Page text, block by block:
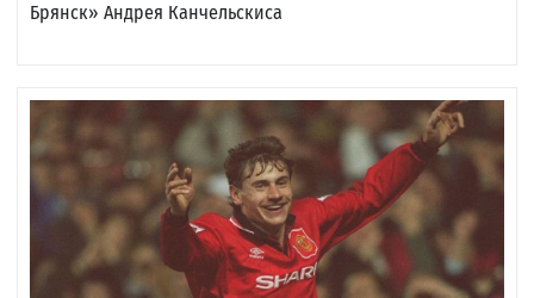
Брянск» Андрея Канчельскиса